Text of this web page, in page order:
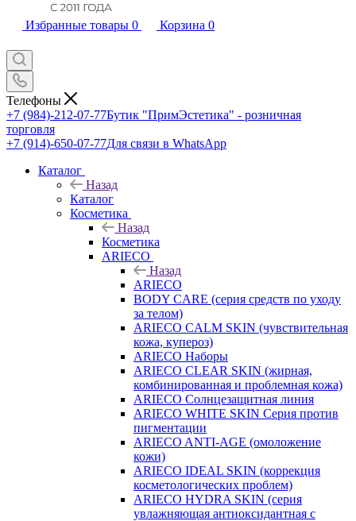
Избранные товары 0 Корзина 0
Телефоны
+7 (984)-212-07-77Бутик "ПримЭстетика" - розничная
торговля
+7 (914)-650-07-77Для связи в WhatsApp
Каталог
Назад
Каталог
Косметика
Назад
Косметика
ARIECO
Назад
ARIECO
BODY CARE (серия средств по уходу
за телом)
ARIECO CALM SKIN (чувствительная
кожа, купероз)
ARIECO Наборы
ARIECO CLEAR SKIN (жирная,
комбинированная и проблемная кожа)
ARIECO Солнцезащитная линия
ARIECO WHITE SKIN Серия против
пигментации
ARIECO ANTI-AGE (омоложение
кожи)
ARIECO IDEAL SKIN (коррекция
косметологических проблем)
ARIECO HYDRA SKIN (серия
увлажняющая антиоксидантная с